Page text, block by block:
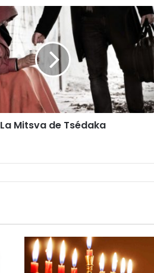
La Mitsva de Tsédaka